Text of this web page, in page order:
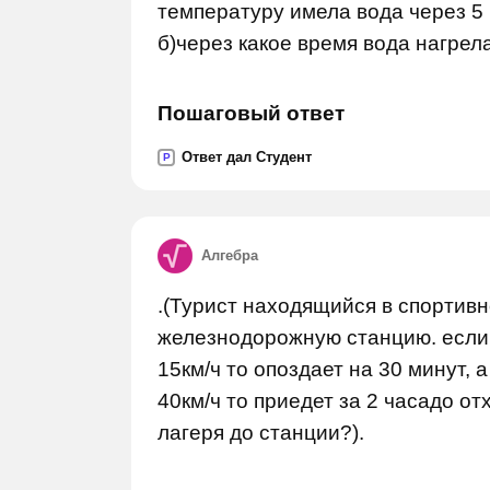
температуру имела вода через
б)через какое время вода
Пошаговый ответ
P Ответ дал Студент
Алгебра
.(Турист находящийся в
железнодорожную станцию.
15км/ч то опоздает на 30 минут,
40км/ч то приедет за 2 часадо
лагеря до станции?).